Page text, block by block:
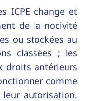
ICPE change et
de la nocivité
ou stockées au
classées ; les
droits antérieurs
comme
leur autorisation.